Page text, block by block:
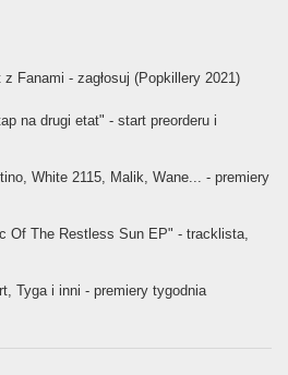
Fanami - zagłosuj (Popkillery 2021)
na drugi etat" - start preorderu i
White 2115, Malik, Wane... - premiery
Of The Restless Sun EP" - tracklista,
Tyga i inni - premiery tygodnia